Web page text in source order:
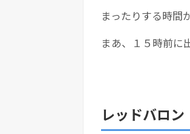
まったりする時間
まあ、１５時前に
レッドバロ